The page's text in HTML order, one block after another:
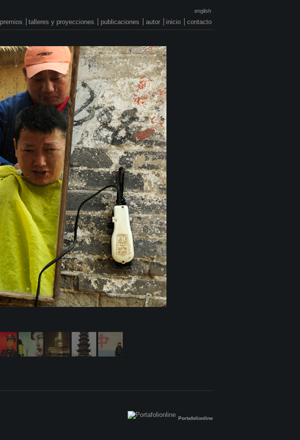
english
premios talleres y proyecciones publicaciones autor inicio contacto
Portafolionline